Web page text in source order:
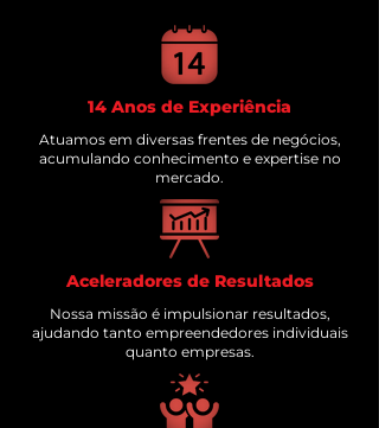
14 Anos de Experiência
Atuamos em diversas frentes de negócios,
acumulando conhecimento e expertise no
mercado.
Aceleradores de Resultados
Nossa missão é impulsionar resultados,
ajudando tanto empreendedores individuais
quanto empresas.